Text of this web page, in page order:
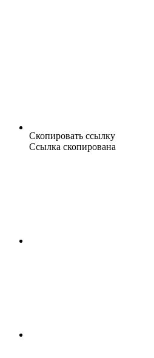
Скопировать ссылку
Ссылка скопирована